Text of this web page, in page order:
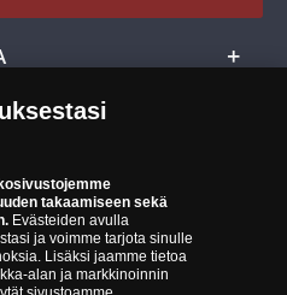
takaamiseen sekä
Evästeiden avulla
ja voimme tarjota sinulle
Lisäksi jaamme tietoa
alan ja markkinoinnin